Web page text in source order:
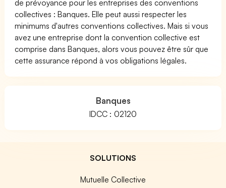
de prévoyance pour les entreprises des conventions
collectives : Banques. Elle peut aussi respecter les
minimums d'autres conventions collectives. Mais si vous
avez une entreprise dont la convention collective est
comprise dans Banques, alors vous pouvez être sûr que
cette assurance répond à vos obligations légales.
Banques
IDCC : 02120
SOLUTIONS
Mutuelle Collective